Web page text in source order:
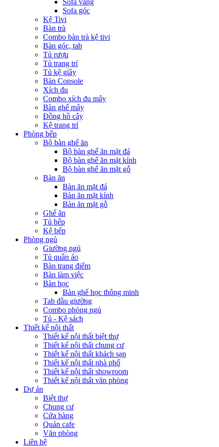
Sofa văng
Sofa góc
Kệ Tivi
Bàn trà
Combo bàn trà kệ tivi
Bàn góc, tab
Tủ rượu
Tủ trang trí
Tủ kệ giầy
Bàn Console
Xích đu
Combo xích đu mây
Bàn ghế mây
Đồng hồ cây
Kệ trang trí
Phòng bếp
Bộ bàn ghế ăn
Bộ bàn ghế ăn mặt đá
Bộ bàn ghế ăn mặt kính
Bộ bàn ghế ăn mặt gỗ
Bàn ăn
Bàn ăn mặt đá
Bàn ăn mặt kính
Bàn ăn mặt gỗ
Ghế ăn
Tủ bếp
Kệ bếp
Phòng ngủ
Giường ngủ
Tủ quần áo
Bàn trang điểm
Bàn làm việc
Bàn học
Bàn ghế học thông minh
Tab đầu giường
Combo phòng ngủ
Tủ - Kệ sách
Thiết kế nội thất
Thiết kế nội thất biệt thự
Thiết kế nội thất chung cư
Thiết kế nội thất khách sạn
Thiết kế nội thất nhà phố
Thiết kế nội thất showroom
Thiết kế nội thất văn phòng
Dự án
Biệt thự
Chung cư
Cửa hàng
Quán cafe
Văn phòng
Liên hệ